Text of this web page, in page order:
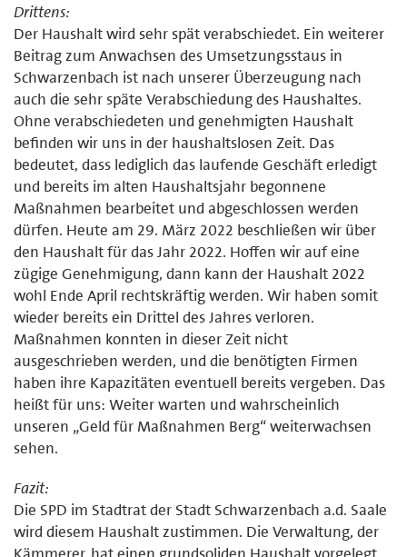
Drittens:
Der Haushalt wird sehr spät verabschiedet. Ein weiterer
Beitrag zum Anwachsen des Umsetzungsstaus in
Schwarzenbach ist nach unserer Überzeugung nach
auch die sehr späte Verabschiedung des Haushaltes.
Ohne verabschiedeten und genehmigten Haushalt
befinden wir uns in der haushaltslosen Zeit. Das
bedeutet, dass lediglich das laufende Geschäft erledigt
und bereits im alten Haushaltsjahr begonnene
Maßnahmen bearbeitet und abgeschlossen werden
dürfen. Heute am 29. März 2022 beschließen wir über
den Haushalt für das Jahr 2022. Hoffen wir auf eine
zügige Genehmigung, dann kann der Haushalt 2022
wohl Ende April rechtskräftig werden. Wir haben somit
wieder bereits ein Drittel des Jahres verloren.
Maßnahmen konnten in dieser Zeit nicht
ausgeschrieben werden, und die benötigten Firmen
haben ihre Kapazitäten eventuell bereits vergeben. Das
heißt für uns: Weiter warten und wahrscheinlich
unseren „Geld für Maßnahmen Berg“ weiterwachsen
sehen.
Fazit:
Die SPD im Stadtrat der Stadt Schwarzenbach a.d. Saale
wird diesem Haushalt zustimmen. Die Verwaltung, der
Kämmerer, hat einen grundsoliden Haushalt vorgelegt.